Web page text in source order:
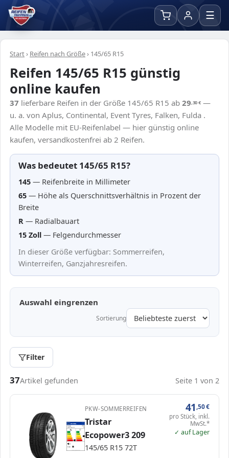
☰
Start› Reifen nach Größe› 145/65 R15
Reifen 145/65 R15 günstig
online kaufen
37 lieferbare Reifen in der Größe 145/65 R15 ab 29,30€ —
u. a. von Aplus, Continental, Event Tyres, Falken, Fulda .
Alle Modelle mit EU-Reifenlabel — hier günstig online
kaufen, versandkostenfrei ab 2 Reifen.
Was bedeutet 145/65 R15?
145 — Reifenbreite in Millimeter
65 — Höhe als Querschnittsverhältnis in Prozent der
Breite
R — Radialbauart
15 Zoll — Felgendurchmesser
In dieser Größe verfügbar: Sommerreifen,
Winterreifen, Ganzjahresreifen.
Auswahl eingrenzen
Sortierung
Filter
Passende Reifen in 145/65 R15
37Artikel gefunden Seite 1 von 2
ENERG 520129
Tristar TT382
145/65 R15 72T C1
A
B
C
D
E E
A
B
C C
D
E
70 dB
PKW-SOMMERREIFEN
Tristar
Ecopower3 209
145/65 R15 72T
41,50€
pro Stück, inkl.
MwSt.*
✓ auf Lager